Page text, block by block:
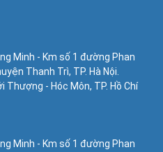
Minh - Km số 1 đường Phan
Thanh Trì, TP. Hà Nội.
Thượng - Hóc Môn, TP. Hồ Chí
Minh - Km số 1 đường Phan